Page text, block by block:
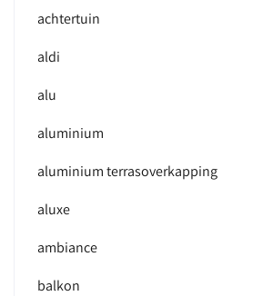
achtertuin
aldi
alu
aluminium
aluminium terrasoverkapping
aluxe
ambiance
balkon